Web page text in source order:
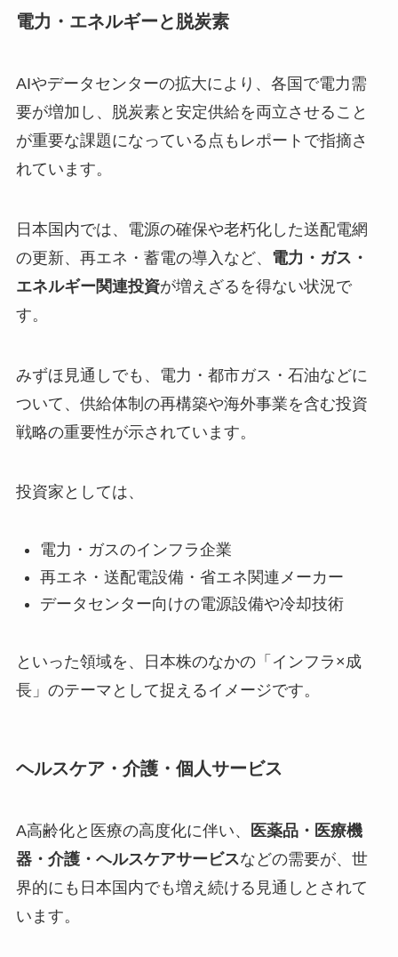
電力・エネルギーと脱炭素
AIやデータセンターの拡大により、各国で電力需
要が増加し、脱炭素と安定供給を両立させること
が重要な課題になっている点もレポートで指摘さ
れています。
日本国内では、電源の確保や老朽化した送配電網
の更新、再エネ・蓄電の導入など、 電力・ガス・
エネルギー関連投資が増えざるを得ない状況で
す。
みずほ見通しでも、電力・都市ガス・石油などに
ついて、供給体制の再構築や海外事業を含む投資
戦略の重要性が示されています。
投資家としては、
電力・ガスのインフラ企業
再エネ・送配電設備・省エネ関連メーカー
データセンター向けの電源設備や冷却技術
といった領域を、日本株のなかの「インフラ×成
長」のテーマとして捉えるイメージです。
ヘルスケア・介護・個人サービス
A高齢化と医療の高度化に伴い、
医薬品・医療機
器・介護・ヘルスケアサービスなどの需要が、世
界的にも日本国内でも増え続ける見通しとされて
います。